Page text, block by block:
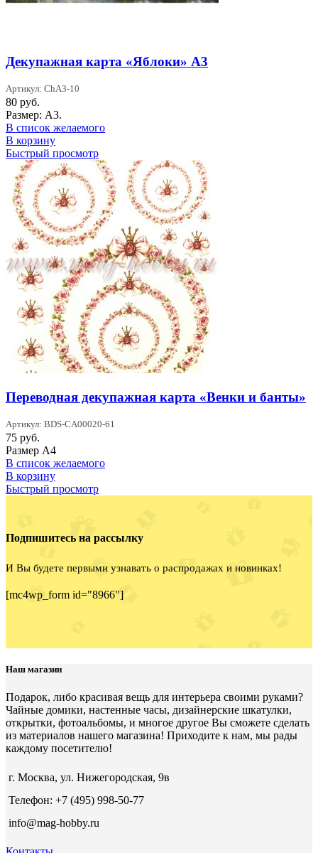
Декупажная карта «Яблоки» А3
Артикул: ChA3-10
80 руб.
Размер: А3.
В список желаемого
В корзину
Быстрый просмотр
Переводная декупажная карта «Венки и банты»
Артикул: BDS-CA00020-61
75 руб.
Размер А4
В список желаемого
В корзину
Быстрый просмотр
Подпишитесь на рассылку
И Вы будете первыми узнавать о распродажах и новинках!
[mc4wp_form id="8966"]
Наш магазин
Подарок, либо красивая вещь для интерьера своими руками?
Чайные домики, настенные часы, дизайнерские шкатулки,
открытки, фотоальбомы, и многое другое Вы сможете сделать
из материалов нашего магазина! Приходите к нам, мы рады
каждому посетителю!
г. Москва, ул. Нижегородская, 9в
Телефон: +7 (495) 998-50-77
info@mag-hobby.ru